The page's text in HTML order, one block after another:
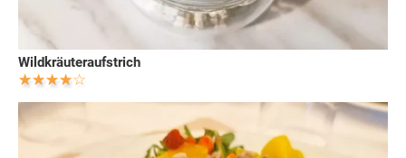
Wildkräuteraufstrich